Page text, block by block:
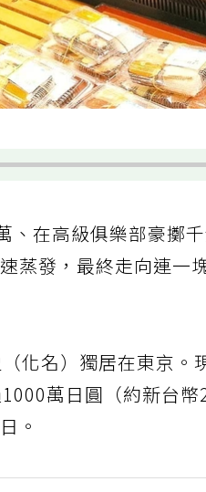
、在高級俱樂部豪擲
蒸發，最終走向連一
化名）獨居在東京。
萬日圓（約新台
。